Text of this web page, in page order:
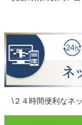
\２４時間便利なネ